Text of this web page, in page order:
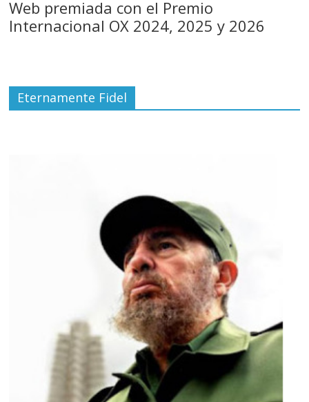
Web premiada con el Premio
Internacional OX 2024, 2025 y 2026
Eternamente Fidel